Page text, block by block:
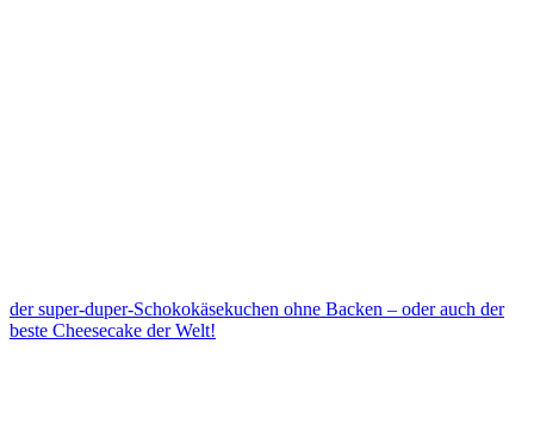
der super-duper-Schokokäsekuchen ohne Backen – oder auch der
beste Cheesecake der Welt!